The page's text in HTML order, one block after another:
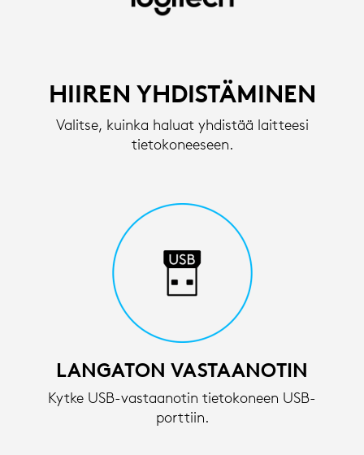
LANGATTOMAN
ASENNUSOHJEET
LOGITECH
HIIREN YHDISTÄMINEN
Valitse, kuinka haluat yhdistää laitteesi
tietokoneeseen.
LANGATON VASTAANOTIN
Kytke USB-vastaanotin tietokoneen USB-
porttiin.